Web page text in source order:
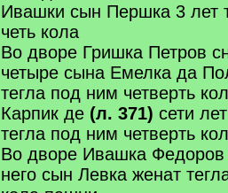
Ивашки сын Першка 3 лет
четь кола
Во дворе Гришка Петров
четыре сына Емелка да
тегла под ним четверть
Карпик де (л. 371) сети
тегла под ним четверть
Во дворе Ивашка Федоров
него сын Левка женат